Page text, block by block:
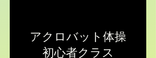
アクロバット体操
初心者クラス